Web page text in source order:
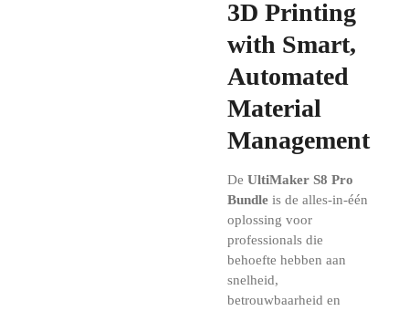
3D Printing
with Smart,
Automated
Material
Management
De UltiMaker S8 Pro
Bundle is de alles-in-één
oplossing voor
professionals die
behoefte hebben aan
snelheid,
betrouwbaarheid en